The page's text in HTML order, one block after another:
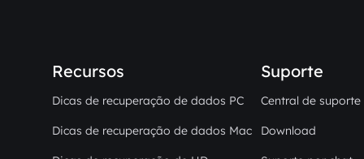
Recursos
Dicas de recuperação de dados PC
Dicas de recuperação de dados Mac
Suporte
Central de suporte
Download